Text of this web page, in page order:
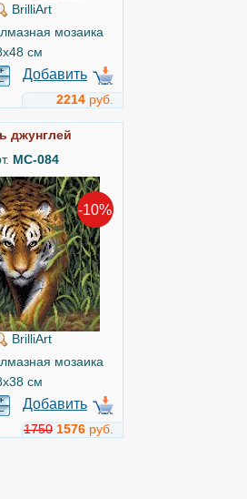
BrilliArt
мозаика
см
Добавить
2214 руб.
джунглей
MC-084
-10%
BrilliArt
мозаика
см
Добавить
1750 1576 руб.